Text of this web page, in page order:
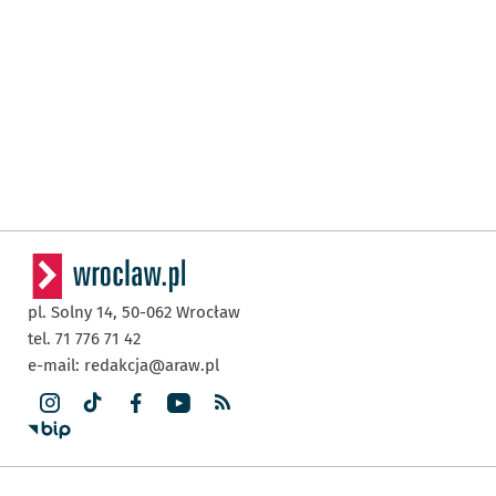
pl. Solny 14, 50-062 Wrocław
tel. 71 776 71 42
e-mail: redakcja@araw.pl